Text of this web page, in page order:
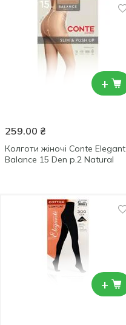
+
259.00 ₴
Колготи жіночі Conte Elegant
Balance 15 Den р.2 Natural
+